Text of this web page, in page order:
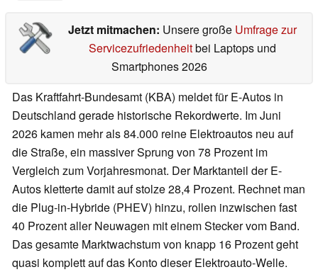
Jetzt mitmachen: Unsere große Umfrage zur
Servicezufriedenheitbei Laptops und
Smartphones 2026
Das Kraftfahrt-Bundesamt (KBA) meldet für E-Autos in
Deutschland gerade historische Rekordwerte. Im Juni
2026 kamen mehr als 84.000 reine Elektroautos neu auf
die Straße, ein massiver Sprung von 78 Prozent im
Vergleich zum Vorjahresmonat. Der Marktanteil der E-
Autos kletterte damit auf stolze 28,4 Prozent. Rechnet man
die Plug-in-Hybride (PHEV) hinzu, rollen inzwischen fast
40 Prozent aller Neuwagen mit einem Stecker vom Band.
Das gesamte Marktwachstum von knapp 16 Prozent geht
quasi komplett auf das Konto dieser Elektroauto-Welle.